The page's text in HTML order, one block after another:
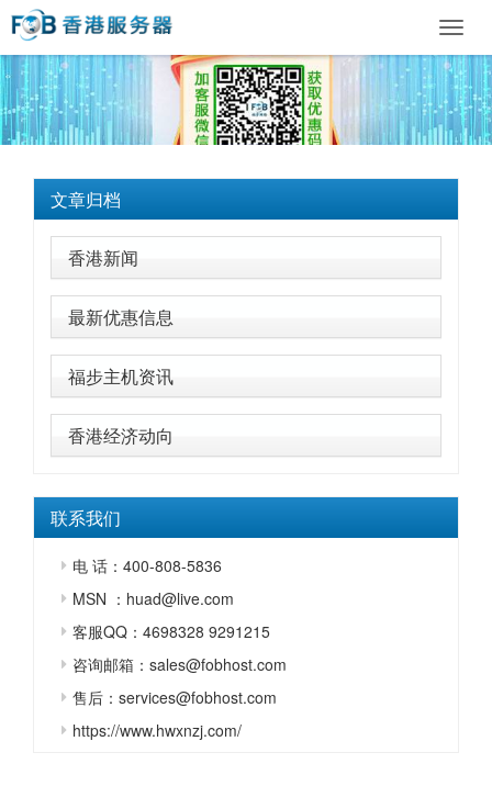
文章归档
香港新闻
最新优惠信息
福步主机资讯
香港经济动向
联系我们
电 话：400-808-5836
MSN ：huad@live.com
客服QQ：4698328 9291215
咨询邮箱：sales@fobhost.com
售后：services@fobhost.com
https://www.hwxnzj.com/